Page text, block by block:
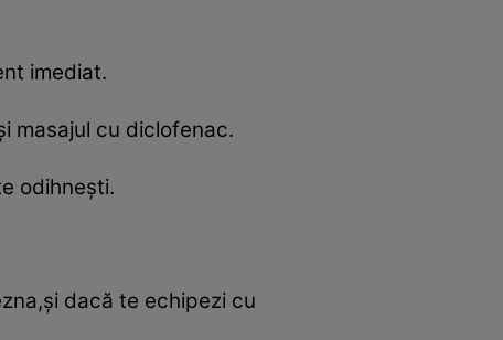
imediat.
masajul cu diclofenac.
odihneşti.
dacă te echipezi cu